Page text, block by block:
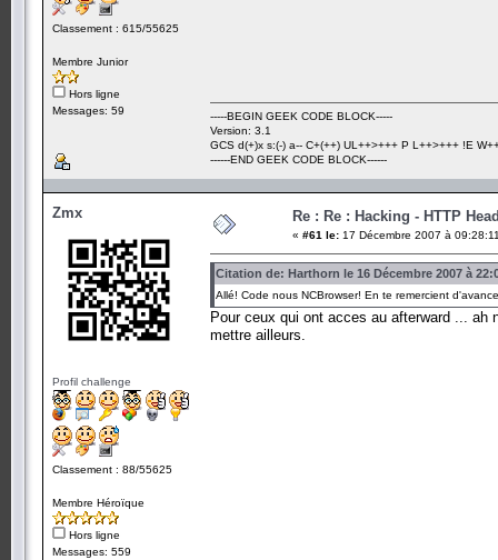
Classement : 615/55625
Membre Junior
Hors ligne
Messages: 59
-----BEGIN GEEK CODE BLOCK-----
Version: 3.1
GCS d(+)x s:(-) a-- C+(++) UL++>+++ P L++>+++ !E
------END GEEK CODE BLOCK------
Zmx
Profil challenge
Classement : 88/55625
Membre Héroïque
Hors ligne
Messages: 559
Re : Re : Hacking - HTTP
« #61 le: 17 Décembre 2007 à
Citation de: Harthorn le 16 Décembre 2007 à
Allé! Code nous NCBrowser! En te remercient
Pour ceux qui ont acces au afterward ... ah
mettre ailleurs.